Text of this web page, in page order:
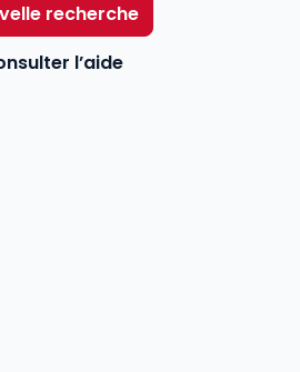
recherche
l’aide